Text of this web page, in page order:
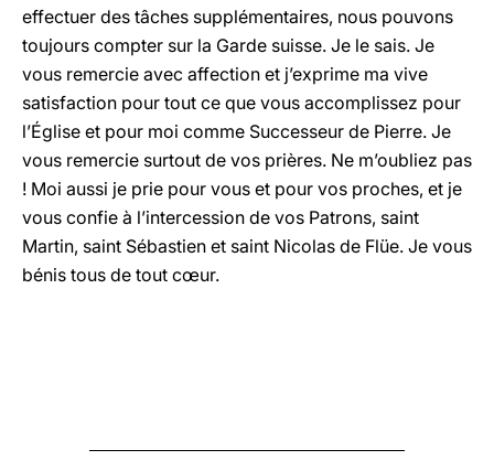
effectuer des tâches supplémentaires, nous pouvons
toujours compter sur la Garde suisse. Je le sais. Je
vous remercie avec affection et j’exprime ma vive
satisfaction pour tout ce que vous accomplissez pour
l’Église et pour moi comme Successeur de Pierre. Je
vous remercie surtout de vos prières. Ne m’oubliez pas
! Moi aussi je prie pour vous et pour vos proches, et je
vous confie à l’intercession de vos Patrons, saint
Martin, saint Sébastien et saint Nicolas de Flüe. Je vous
bénis tous de tout cœur.